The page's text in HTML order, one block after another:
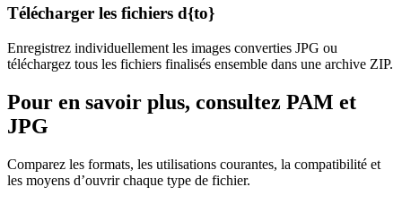
Télécharger les fichiers d{to}
Enregistrez individuellement les images converties JPG ou
téléchargez tous les fichiers finalisés ensemble dans une archive ZIP.
Pour en savoir plus, consultez PAM et
JPG
Comparez les formats, les utilisations courantes, la compatibilité et
les moyens d’ouvrir chaque type de fichier.